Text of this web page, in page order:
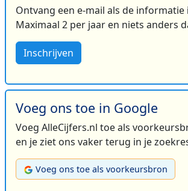
Ontvang een e-mail als de
Maximaal 2 per jaar en niets anders
Inschrijven
Voeg ons toe in Google
Voeg AlleCijfers.nl toe als
en je ziet ons vaker terug in je
Voeg ons toe als voorkeursbron